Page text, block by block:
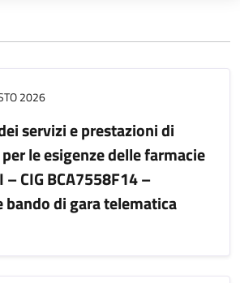
2026
servizi e prestazioni di
le esigenze delle farmacie
CIG BCA7558F14 –
bando di gara telematica